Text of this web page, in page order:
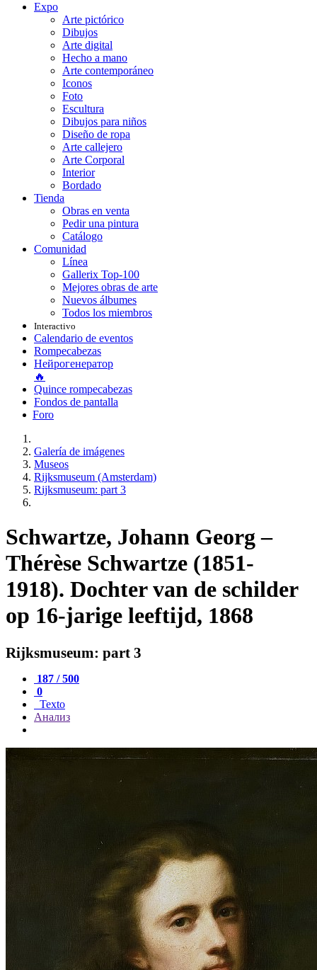
Expo
Arte pictórico
Dibujos
Arte digital
Hecho a mano
Arte contemporáneo
Iconos
Foto
Escultura
Dibujos para niños
Diseño de ropa
Arte callejero
Arte Corporal
Interior
Bordado
Tienda
Obras en venta
Pedir una pintura
Catálogo
Comunidad
Línea
Gallerix Top-100
Mejores obras de arte
Nuevos álbumes
Todos los miembros
Interactivo
Calendario de eventos
Rompecabezas
Нейрогенератор
🔥
Quince rompecabezas
Fondos de pantalla
Foro
Galería de imágenes
Museos
Rijksmuseum (Amsterdam)
Rijksmuseum: part 3
Schwartze, Johann Georg –
Thérèse Schwartze (1851-
1918). Dochter van de schilder
op 16-jarige leeftijd, 1868
Rijksmuseum: part 3
187 / 500
0
Texto
Анализ